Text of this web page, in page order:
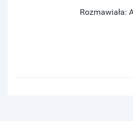
Rozmawiała: